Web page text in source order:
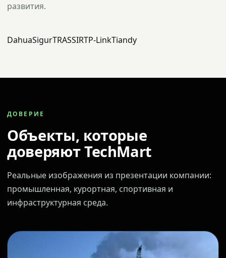
развития.
DahuaSigurTRASSIRTP-LinkTiandy
ДОВЕРИЕ
Объекты, которые
доверяют TechMart
Реальные изображения из презентации компании:
промышленная, курортная, спортивная и
инфраструктурная среда.